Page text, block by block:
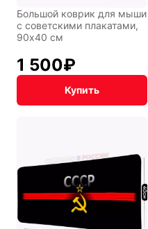
Большой коврик для мыши
с советскими плакатами,
90x40 см
1 500₽
Купить
Мистика